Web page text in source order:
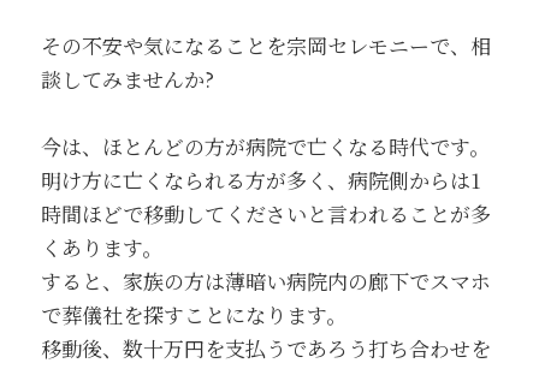
その不安や気になることを宗岡セレモニーで、相
談してみませんか?
今は、ほとんどの方が病院で亡くなる時代です。
明け方に亡くなられる方が多く、病院側からは1
時間ほどで移動してくださいと言われることが多
くあります。
すると、家族の方は薄暗い病院内の廊下でスマホ
で葬儀社を探すことになります。
移動後、数十万円を支払うであろう打ち合わせを